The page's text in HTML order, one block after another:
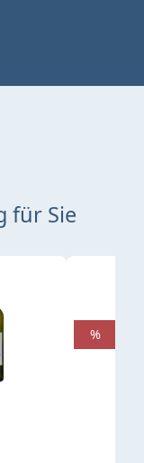
für Sie
%